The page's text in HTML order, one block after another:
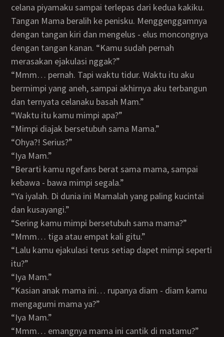
celana piyamaku sampai terlepas dari kedua kakiku.
Tangan Mama beralih ke penisku. Menggenggamnya
dengan tangan kiri dan mengelus - elus moncongnya
dengan tangan kanan. “Kamu sudah pernah
merasakan ejakulasi nggak?”
“Mmm… pernah. Tapi waktu tidur. Waktu itu aku
bermimpi yang aneh, sampai akhirnya aku terbangun
dan ternyata celanaku basah Mam.”
“Waktu itu kamu mimpi apa?”
“Mimpi diajak bersetubuh sama Mama.”
“Ohya?! Serius?”
“Iya Mam.”
“Berarti kamu ngefans berat sama mama, sampai
kebawa - bawa mimpi segala.”
“Ya iyalah. Di dunia ini Mamalah yang paling kucintai
dan kusayangi.”
“Sering kamu mimpi bersetubuh sama mama?”
“Mmm… tiga atau empat kali gitu.”
“Lalu kamu ejakulasi terus setiap dapet mimpi seperti
itu?”
“Iya Mam.”
“Kasian anak mama ini… rupanya diam - diam kamu
mengagumi mama ya?”
“Iya Mam.”
“Mmm… emangnya mama ini cantik di matamu?”